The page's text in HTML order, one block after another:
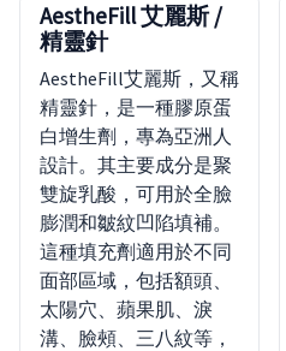
AestheFill 艾麗斯 /
精靈針
AestheFill艾麗斯，又稱
精靈針，是一種膠原蛋
白增生劑，專為亞洲人
設計。其主要成分是聚
雙旋乳酸，可用於全臉
膨潤和皺紋凹陷填補。
這種填充劑適用於不同
面部區域，包括額頭、
太陽穴、蘋果肌、淚
溝、臉頰、三八紋等，